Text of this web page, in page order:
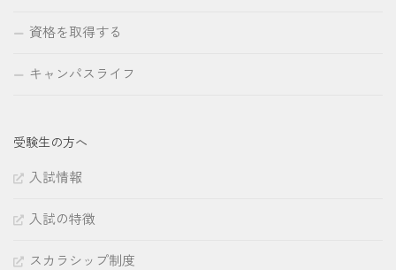
資格を取得する
キャンパスライフ
受験生の方へ
入試情報
入試の特徴
スカラシップ制度